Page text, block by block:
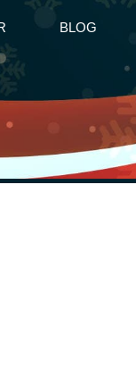
BLOG